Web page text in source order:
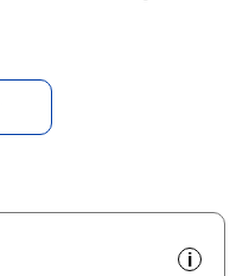
i